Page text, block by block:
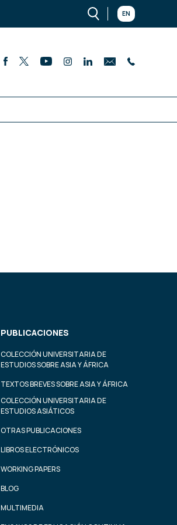
EN
PUBLICACIONES
COLECCIÓN UNIVERSITARIA DE
ESTUDIOS SOBRE ASIA Y ÁFRICA
TEXTOS BREVES SOBRE ASIA Y ÁFRICA
COLECCIÓN UNIVERSITARIA DE
ESTUDIOS ASIÁTICOS
OTRAS PUBLICACIONES
LIBROS ELECTRÓNICOS
WORKING PAPERS
BLOG
MULTIMEDIA